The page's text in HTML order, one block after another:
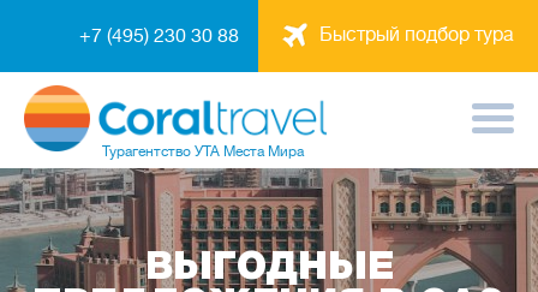
Быстрый подбор тура
+7 (495) 230 30 88
Турагентство УТА Места Мира
ВЫГОДНЫЕ